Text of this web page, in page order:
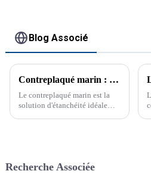
Blog Associé
Contreplaqué marin : la solution d'étanchéité ultime
Le contreplaqué marin est la
solution d'étanchéité idéale
matériaux imperméables et
Recherche Associée